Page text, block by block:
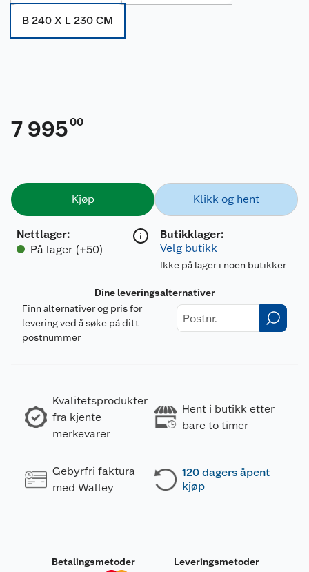
B 240 X L 230 CM
7 99500
Kjøp
Nettlager:
På lager (+50)
Klikk og hent
Butikklager:
Velg butikk
Ikke på lager i noen butikker
Dine leveringsalternativer
Finn alternativer og pris for
levering ved å søke på ditt
postnummer
Kvalitetsprodukter
fra kjente
merkevarer
Hent i butikk etter
bare to timer
Gebyrfri faktura
med Walley
120 dagers åpent
kjøp
Betalingsmetoder Leveringsmetoder